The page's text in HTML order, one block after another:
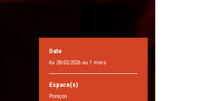
Date
du 28/02/2026 au 1 mars
Espace(s)
Poinçon